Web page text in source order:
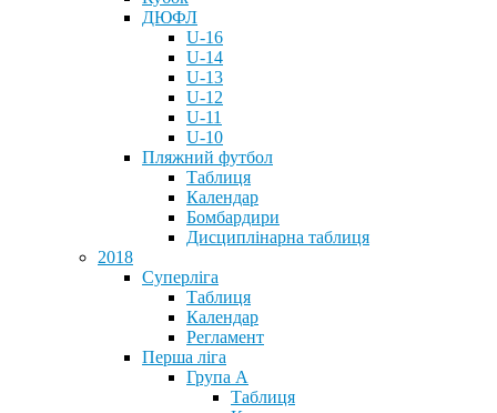
ДЮФЛ
U-16
U-14
U-13
U-12
U-11
U-10
Пляжний футбол
Таблиця
Календар
Бомбардири
Дисциплінарна таблиця
2018
Суперліга
Таблиця
Календар
Регламент
Перша ліга
Група А
Таблиця